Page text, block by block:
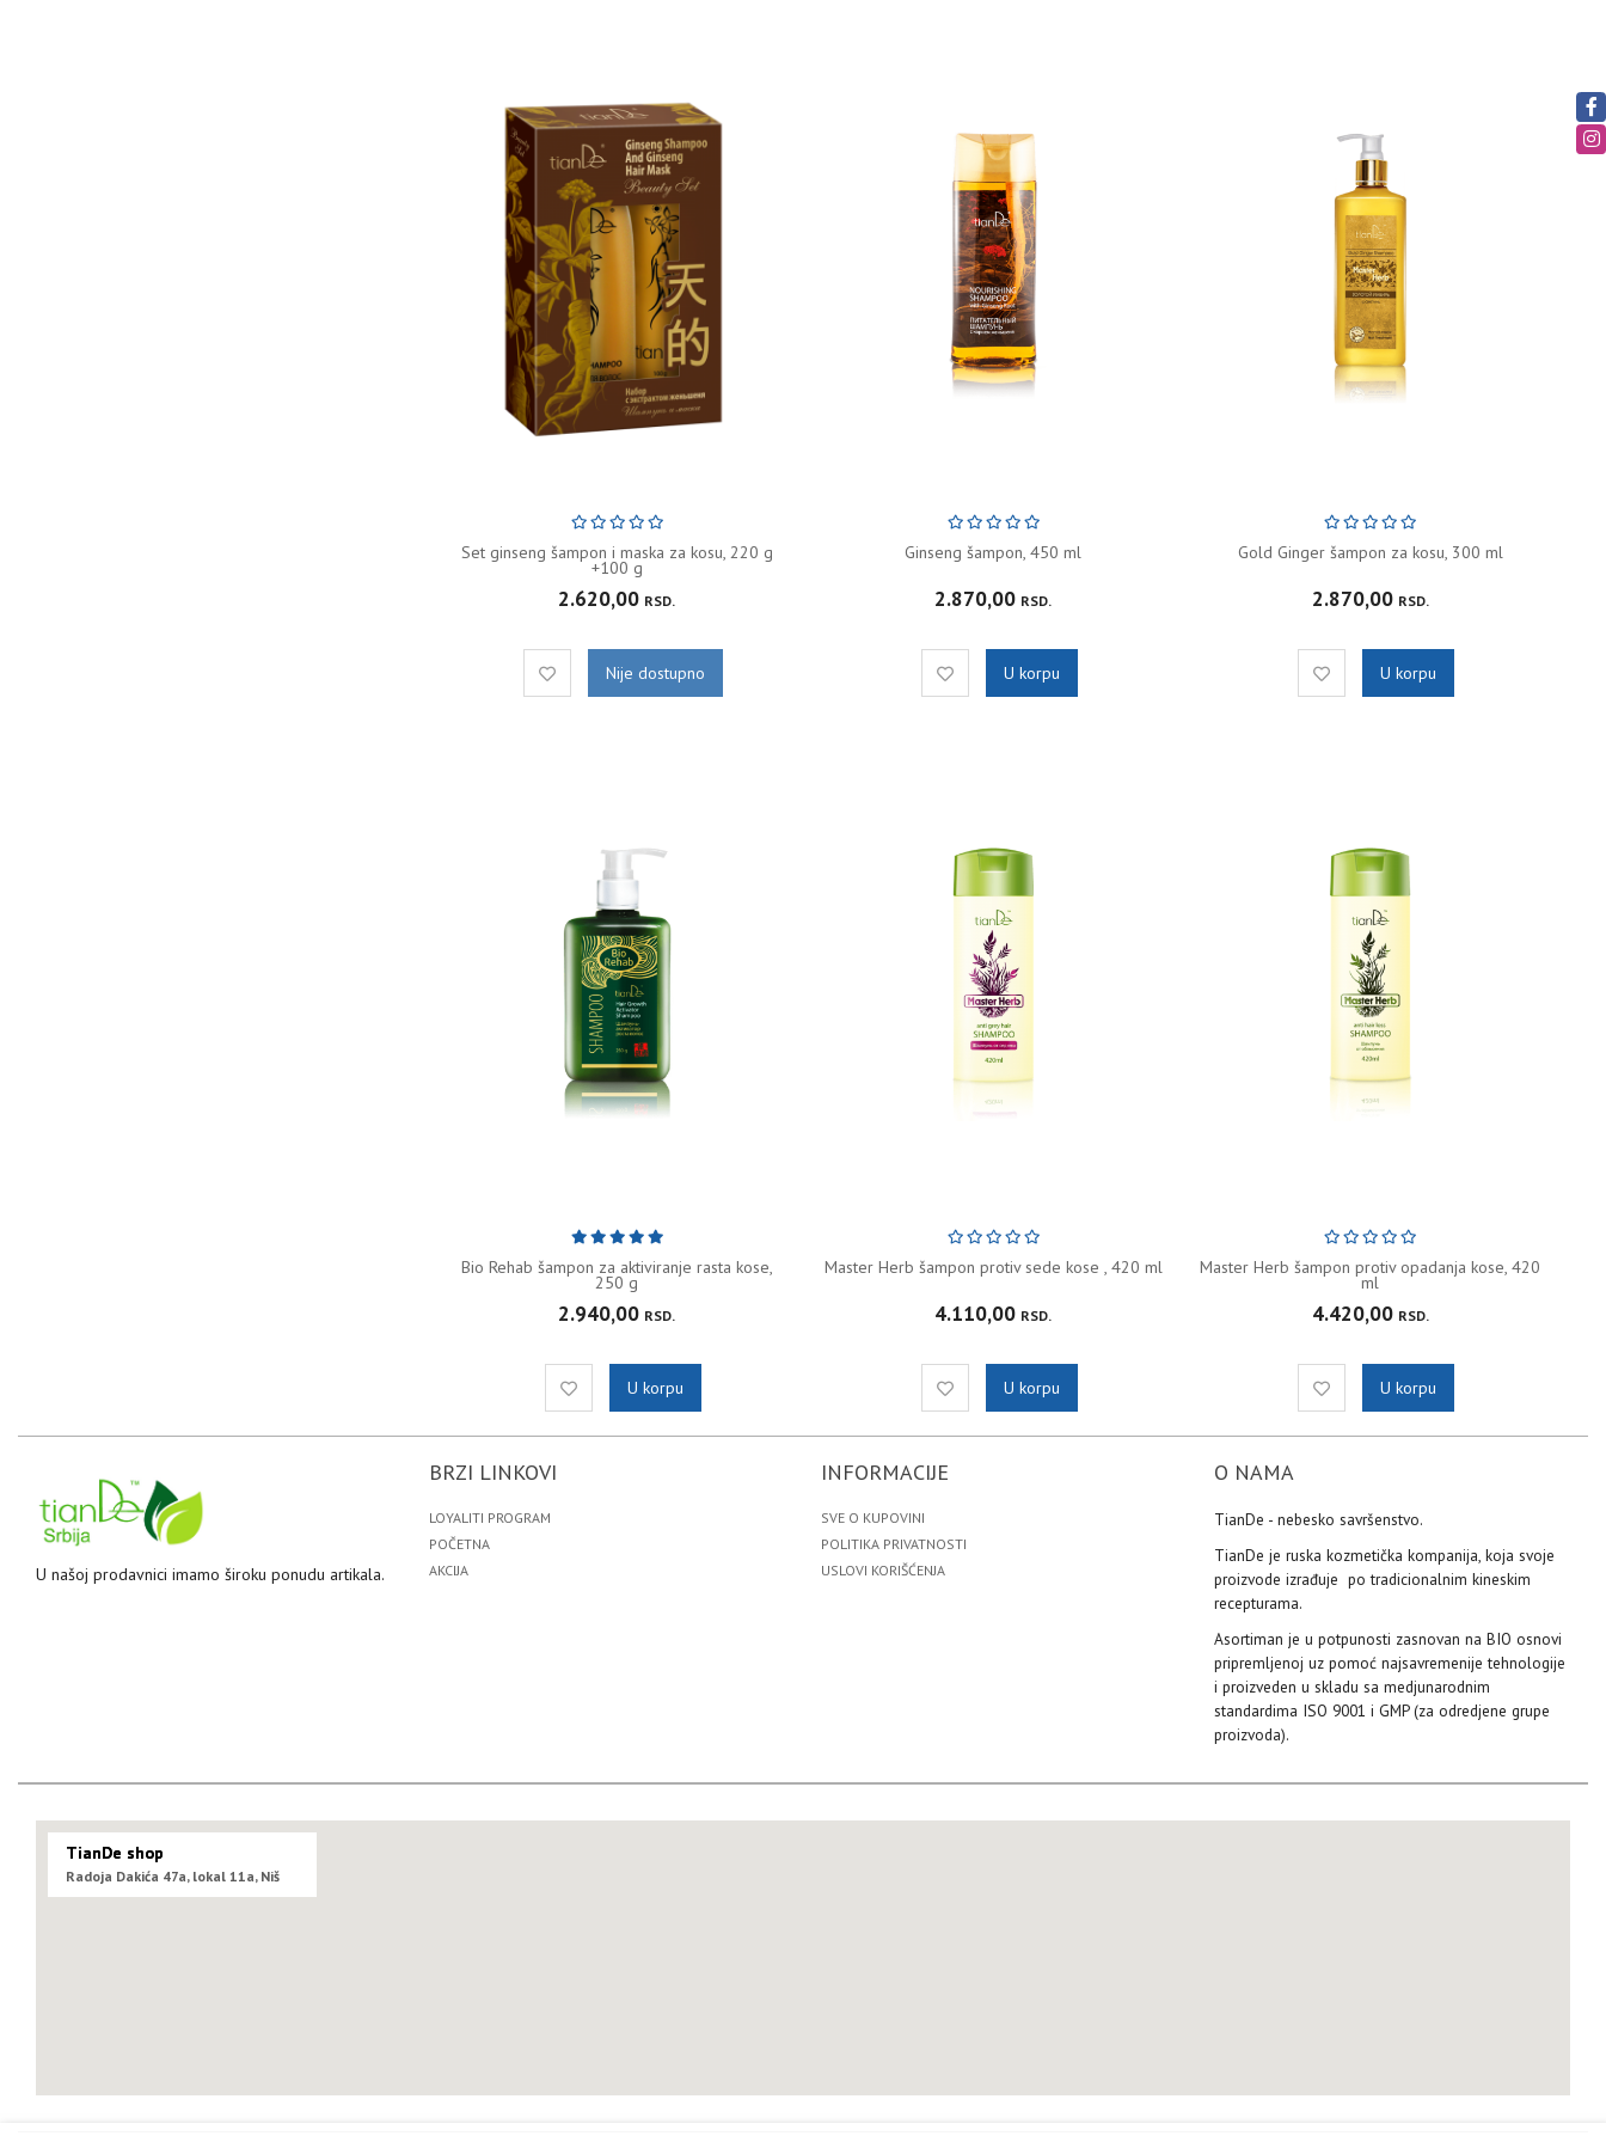
Set ginseng šampon i maska za kosu, 220 g
+100 g
2.620,00 RSD.
Nije dostupno
Ginseng šampon, 450 ml
2.870,00 RSD.
U korpu
Gold Ginger šampon za kosu, 300 ml
2.870,00 RSD.
U korpu
Bio Rehab šampon za aktiviranje rasta kose,
250 g
2.940,00 RSD.
U korpu
Master Herb šampon protiv sede kose , 420 ml
4.110,00 RSD.
U korpu
Master Herb šampon protiv opadanja kose, 420
ml
4.420,00 RSD.
U korpu
U našoj prodavnici imamo široku ponudu artikala.
BRZI LINKOVI
LOYALITI PROGRAM
POČETNA
AKCIJA
INFORMACIJE
SVE O KUPOVINI
POLITIKA PRIVATNOSTI
USLOVI KORIŠĆENJA
O NAMA
TianDe - nebesko savršenstvo.
TianDe je ruska kozmetička kompanija, koja svoje
proizvode izrađuje po tradicionalnim kineskim
recepturama.
Asortiman je u potpunosti zasnovan na BIO osnovi
pripremljenoj uz pomoć najsavremenije tehnologije
i proizveden u skladu sa medjunarodnim
standardima ISO 9001 i GMP (za odredjene grupe
proizvoda).
TianDe shop
Radoja Dakića 47a, lokal 11a, Niš